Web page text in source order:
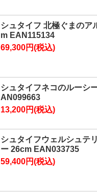
シュタイフ 北極ぐまの
m EAN115134
69,300円(税込)
シュタイフネコのルーシ
AN099663
13,200円(税込)
シュタイフウェルシュテ
ー 26cm EAN033735
59,400円(税込)